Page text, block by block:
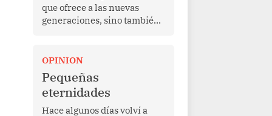
que ofrece a las nuevas
generaciones, sino también
de una vida de esfuerzo y
trabajo, afrontan la vejez en
condiciones de
vulnerabilidad. El anuncio
formulado por la presidenta
OPINION
Pequeñas
eternidades
Hace algunos días volví a